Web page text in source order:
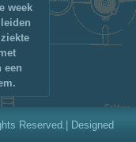
week
een
Reserved.| Designed